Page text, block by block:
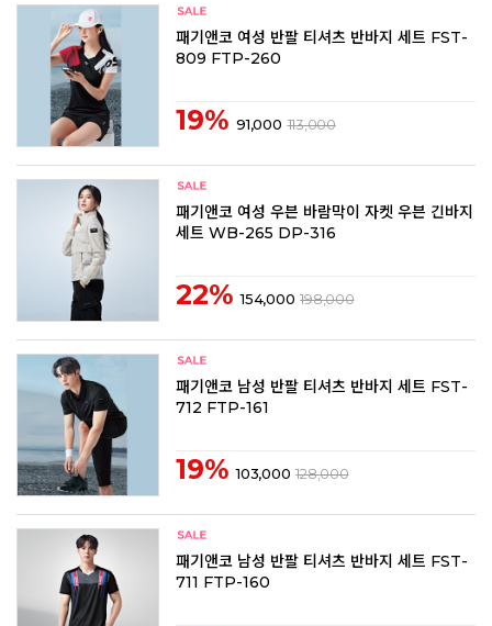
패기앤코 여성 반팔 티셔츠 반바지 세트 FST-
809 FTP-260
19% 91,000 113,000
패기앤코 여성 우븐 바람막이 자켓 우븐 긴바지
세트 WB-265 DP-316
22% 154,000 198,000
패기앤코 남성 반팔 티셔츠 반바지 세트 FST-
712 FTP-161
19% 103,000 128,000
패기앤코 남성 반팔 티셔츠 반바지 세트 FST-
711 FTP-160